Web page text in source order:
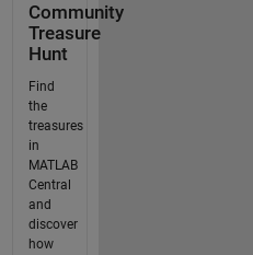
Community
Treasure
Hunt
Find
the
treasures
in
MATLAB
Central
and
discover
how